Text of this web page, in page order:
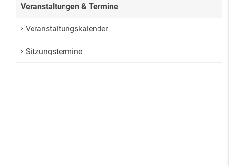
Veranstaltungen & Termine
Veranstaltungskalender
Sitzungstermine